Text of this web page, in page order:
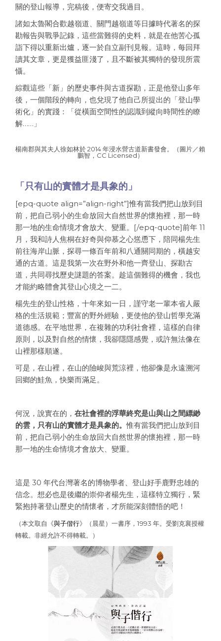
關的登山報導，完稿後，便寄交我過目。
諸如太魯閣合歡越嶺道、關門越嶺道等日據時代著名的探
勘報告與戰爭記錄，這些當難得的史料，就是在他苦心孤
詣下得以重新出爐，逐一於自立副刊見報。這時，每回拜
讀其文章，更是獲益匪淺了，且不斷被其獨特的發現所震
懾。
綜觀這些「新」的歷史事件與古道探勘，正是他登山多年
後，一個階段的轉向，也兌現了他自己所提出的「登山學
術化」的實踐：「從橫面空間性的認識到縱向時間性的瞭
解……」
楊南郡與其夫人徐如林於 2014 年浸水營古道新書發會。（圖片／賴
鵬智，CC Licensed）
「只有山的實體才是具象的」
[epq-quote align=”align-right”]惟有當我們把山放到目
前，把自己弱小的生命放回大自然世界的懷抱裡，那一時
那一地的生命情境才會放大、變重。[/epq-quote]前年 11
月，我和詩人焦桐在好奇與仰慕之心慫恿下，陪同楊先生
前往海岸山脈，探尋一條百年前和八通關同期的，橫越安
通的古道。這是我第一次在野外和他一齊登山、探勘古
道，共同尋找歷史謎題的答案。趁這個難得的機會，我也
才能約略體會其登山心境之一二。
楊先生的登山性格，十年來如一日，謹守老一輩本省人嚴
格的生活規範；豐富的野外經驗，更使他的登山哲學充滿
道德感。在平地世界，在複雜的功利社會裡，這樣的自律
原則，以及對自然的情懷，我卻隱隱感覺，或許無法像在
山裡那樣順遂。
可是，在山裡，在山的險峻與荒涼裡，他卻像是永遠溯河
回鄉的鮭魚，快樂而滿足。
何況，說實在的，在社會裡的浮華終究是山與山之間縹緲
的雲，只有山的實體才是具象的。惟有當我們把山放到目
前，把自己弱小的生命放回大自然世界的懷抱裡，那一時
那一地的生命情境才會放大、變重。
這是 30 年代台灣著名的博物學者、登山好手鹿野忠雄的
信念。想必也是後繼的崇仰者楊先生，這樣特立獨行，緊
緊抱持著登山歷史的情懷者，才所能深刻體悟的吧！
（本文取自《與子偕行》（晨星）一書序，1993 年。受劉克襄授權
轉載。非經允許不得轉載。）